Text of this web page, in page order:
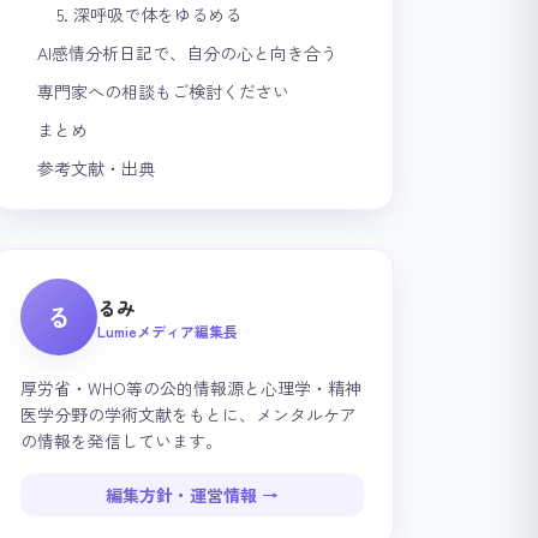
5. 深呼吸で体をゆるめる
AI感情分析日記で、自分の心と向き合う
専門家への相談もご検討ください
まとめ
参考文献・出典
る るみ
Lumieメディア編集長
厚労省・WHO等の公的情報源と心理学・精神
医学分野の学術文献をもとに、メンタルケア
の情報を発信しています。
編集方針・運営情報 →